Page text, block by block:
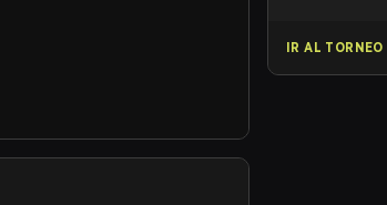
IR AL TORNEO